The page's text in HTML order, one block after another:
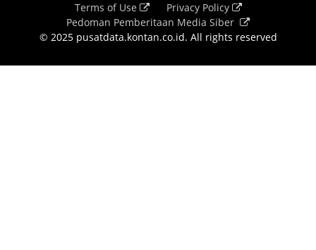
Terms of Use
Privacy Policy
Pedoman Pemberitaan Media Siber
© 2025 pusatdata.kontan.co.id. All rights reserved